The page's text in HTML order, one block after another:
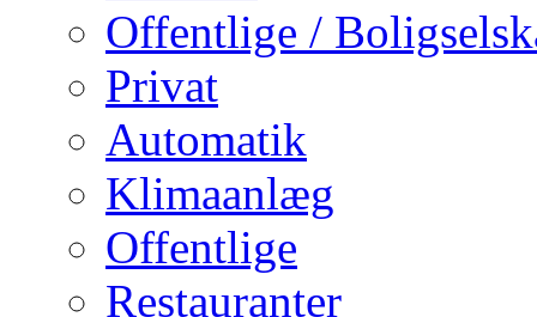
Offentlige /
Privat
Automatik
Klimaanlæg
Offentlige
Restauranter